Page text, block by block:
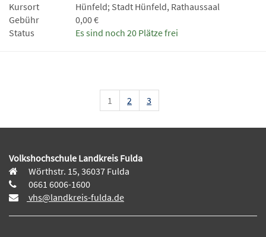
Kursort
Hünfeld; Stadt Hünfeld, Rathaussaal
Gebühr
0,00 €
Status
Es sind noch 20 Plätze frei
1 2 3
Volkshochschule Landkreis Fulda
Wörthstr. 15, 36037 Fulda
0661 6006-1600
vhs@landkreis-fulda.de